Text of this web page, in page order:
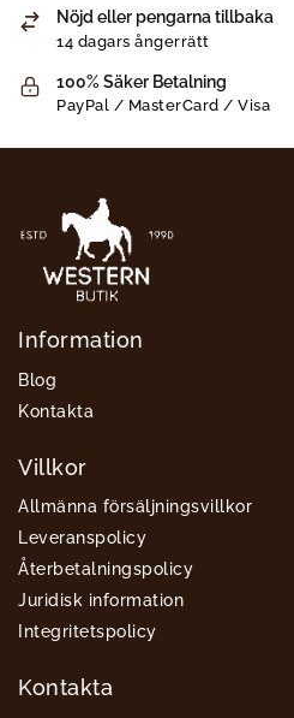
Nöjd eller pengarna tillbaka
14 dagars ångerrätt
100% Säker Betalning
PayPal / MasterCard / Visa
Information
Blog
Kontakta
Villkor
Allmänna försäljningsvillkor
Leveranspolicy
Återbetalningspolicy
Juridisk information
Integritetspolicy
Kontakta